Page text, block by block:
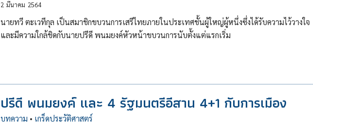
2 มีนาคม 2564
นายทวี ตะเวทีกุล เป็นสมาชิกขบวนการเสรีไทยภายในประเทศชั้นผู้ใหญ่ผู้หนึ่งซึ่งได้รับความไว้วางใจ
และมีความใกล้ชิดกับนายปรีดี พนมยงค์หัวหน้าขบวนการนับตั้งแต่แรกเริ่ม
ปรีดี พนมยงค์ และ 4 รัฐมนตรีอีสาน 4+1 กับการเมือง
บทความ • เกร็ดประวัติศาสตร์